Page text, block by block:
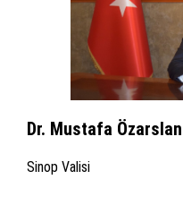
Dr. Mustafa Özarslan
Sinop Valisi